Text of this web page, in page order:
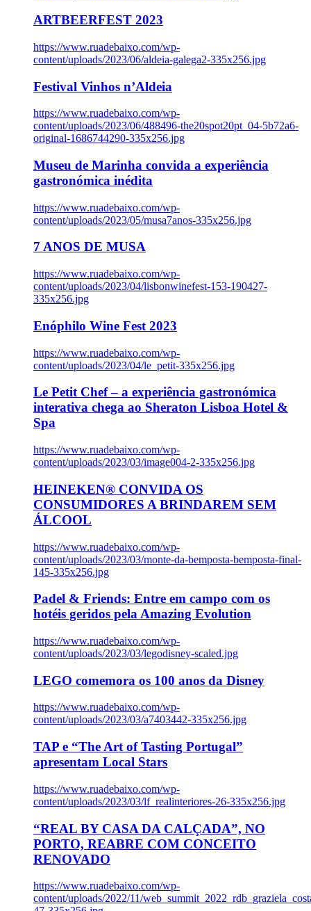
ARTBEERFEST 2023
https://www.ruadebaixo.com/wp-
content/uploads/2023/06/aldeia-galega2-335x256.jpg
Festival Vinhos n’Aldeia
https://www.ruadebaixo.com/wp-
content/uploads/2023/06/488496-the20spot20pt_04-5b72a6-
original-1686744290-335x256.jpg
Museu de Marinha convida a experiência
gastronómica inédita
https://www.ruadebaixo.com/wp-
content/uploads/2023/05/musa7anos-335x256.jpg
7 ANOS DE MUSA
https://www.ruadebaixo.com/wp-
content/uploads/2023/04/lisbonwinefest-153-190427-
335x256.jpg
Enóphilo Wine Fest 2023
https://www.ruadebaixo.com/wp-
content/uploads/2023/04/le_petit-335x256.jpg
Le Petit Chef – a experiência gastronómica
interativa chega ao Sheraton Lisboa Hotel &
Spa
https://www.ruadebaixo.com/wp-
content/uploads/2023/03/image004-2-335x256.jpg
HEINEKEN® CONVIDA OS
CONSUMIDORES A BRINDAREM SEM
ÁLCOOL
https://www.ruadebaixo.com/wp-
content/uploads/2023/03/monte-da-bemposta-bemposta-final-
145-335x256.jpg
Padel & Friends: Entre em campo com os
hotéis geridos pela Amazing Evolution
https://www.ruadebaixo.com/wp-
content/uploads/2023/03/legodisney-scaled.jpg
LEGO comemora os 100 anos da Disney
https://www.ruadebaixo.com/wp-
content/uploads/2023/03/a7403442-335x256.jpg
TAP e “The Art of Tasting Portugal”
apresentam Local Stars
https://www.ruadebaixo.com/wp-
content/uploads/2023/03/lf_realinteriores-26-335x256.jpg
“REAL BY CASA DA CALÇADA”, NO
PORTO, REABRE COM CONCEITO
RENOVADO
https://www.ruadebaixo.com/wp-
content/uploads/2022/11/